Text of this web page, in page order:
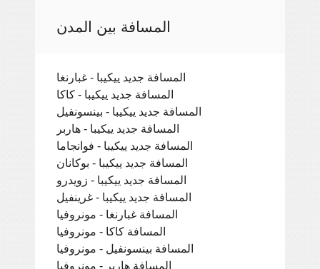
المسافة بين المدن
المسافة جديد ييكيبا - غبارنغا
المسافة جديد ييكيبا - كاكا
المسافة جديد ييكيبا - بينسونفيل
المسافة جديد ييكيبا - هاربر
المسافة جديد ييكيبا - فوانجاما
المسافة جديد ييكيبا - بوكانان
المسافة جديد ييكيبا - زويدرو
المسافة جديد ييكيبا - غرينفيل
المسافة غبارنغا - مونروفيا
المسافة كاكا - مونروفيا
المسافة بينسونفيل - مونروفيا
المسافة هاربر - مونروفيا